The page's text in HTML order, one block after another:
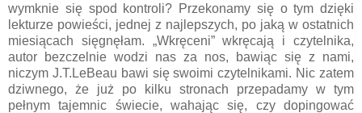
wymknie się spod kontroli? Przekonamy się o tym dzięki
lekturze powieści, jednej z najlepszych, po jaką w ostatnich
miesiącach sięgnęłam. „Wkręceni” wkręcają i czytelnika,
autor bezczelnie wodzi nas za nos, bawiąc się z nami,
niczym J.T.LeBeau bawi się swoimi czytelnikami. Nic zatem
dziwnego, że już po kilku stronach przepadamy w tym
pełnym tajemnic świecie, wahając się, czy dopingować